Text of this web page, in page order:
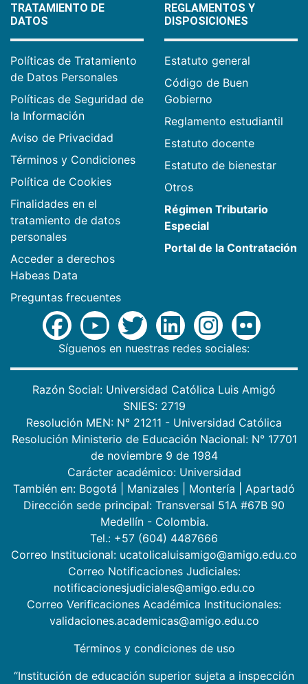
TRATAMIENTO DE
DATOS
Políticas de Tratamiento
de Datos Personales
Políticas de Seguridad de
la Información
Aviso de Privacidad
Términos y Condiciones
Política de Cookies
Finalidades en el
tratamiento de datos
personales
Acceder a derechos
Habeas Data
Preguntas frecuentes
REGLAMENTOS Y
DISPOSICIONES
Estatuto general
Código de Buen
Gobierno
Reglamento estudiantil
Estatuto docente
Estatuto de bienestar
Otros
Régimen Tributario
Especial
Portal de la Contratación
Síguenos en nuestras redes sociales:
Razón Social: Universidad Católica Luis Amigó
SNIES: 2719
Resolución MEN: N° 21211 - Universidad Católica
Resolución Ministerio de Educación Nacional: N° 17701
de noviembre 9 de 1984
Carácter académico: Universidad
También en: Bogotá Manizales Montería
Apartadó
Dirección sede principal: Transversal 51A #67B 90
Medellín - Colombia.
Tel.: +57 (604) 4487666
Correo Institucional: ucatolicaluisamigo@amigo.edu.co
Correo Notificaciones Judiciales:
notificacionesjudiciales@amigo.edu.co
Correo Verificaciones Académica Institucionales:
validaciones.academicas@amigo.edu.co
Términos y condiciones de uso
“Institución de educación superior sujeta a inspección